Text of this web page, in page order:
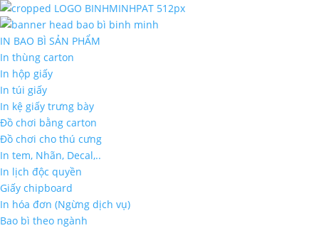
IN BAO BÌ SẢN PHẨM
In thùng carton
In hộp giấy
In túi giấy
In kệ giấy trưng bày
Đồ chơi bằng carton
Đồ chơi cho thú cưng
In tem, Nhãn, Decal,..
In lịch độc quyền
Giấy chipboard
In hóa đơn (Ngừng dịch vụ)
Bao bì theo ngành